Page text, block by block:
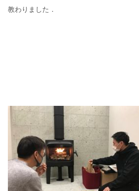
教わりました．